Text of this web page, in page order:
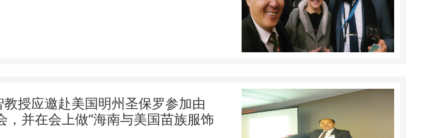
授应邀赴美国明州圣保罗参加由
，并在会上做“海南与美国苗族服饰